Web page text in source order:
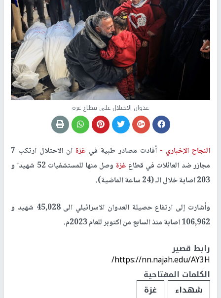
عدوان الاحتلال على قطاع غزة
النجاح الإخباري - أفادت مصادر طبية في غزة
ان الاحتلال ارتكب 7
مجازر ضد العائلات في قطاع غزة
وصل منها للمستشفيات 52 شهيدا و
203 اصابة خلال الـ (24 ساعة الماضية).
وأشارت إلى ارتفاع حصيلة العدوان الاسرائيلي الى 45,028 شهيد و
106,962 اصابة منذ السابع من اكتوبر للعام 2023م.
رابط قصير
https://nn.najah.edu/AY3H/
الكلمات المفتاحية
شهداء
غزة